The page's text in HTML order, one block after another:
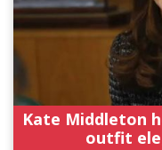
Kate Middleton
outfit